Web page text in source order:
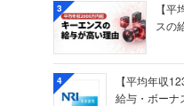
3
【
スの
4
【平均年収
給与・ボーナ